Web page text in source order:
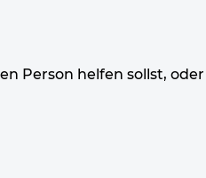
Person helfen sollst,